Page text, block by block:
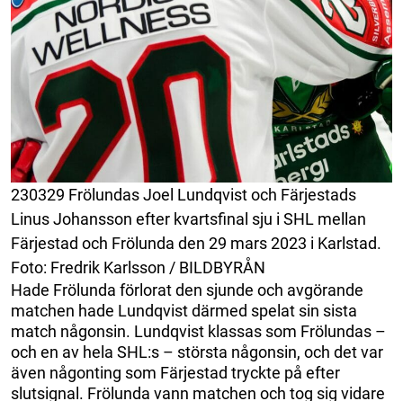
230329 Frölundas Joel Lundqvist och Färjestads
Linus Johansson efter kvartsfinal sju i SHL mellan
Färjestad och Frölunda den 29 mars 2023 i Karlstad.
Foto: Fredrik Karlsson / BILDBYRÅN
Hade Frölunda förlorat den sjunde och avgörande
matchen hade Lundqvist därmed spelat sin sista
match någonsin. Lundqvist klassas som Frölundas –
och en av hela SHL:s – största någonsin, och det var
även någonting som Färjestad tryckte på efter
slutsignal. Frölunda vann matchen och tog sig vidare